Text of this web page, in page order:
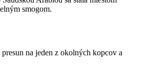
smogom.
na jeden z okolných kopcov a